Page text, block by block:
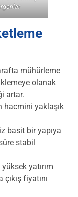
mühürleme
olanak
artar.
hacmini yaklaşık
basit bir yapıya
stabil
yatırım
fiyatını